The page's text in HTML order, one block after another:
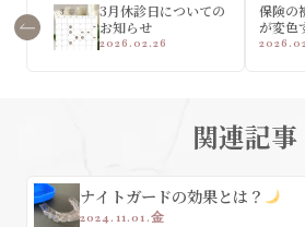
3月休診日についての
お知らせ
2026.02.26
保険の
が変色
関連記事
ナイトガードの効果とは？
2024.11.01.金